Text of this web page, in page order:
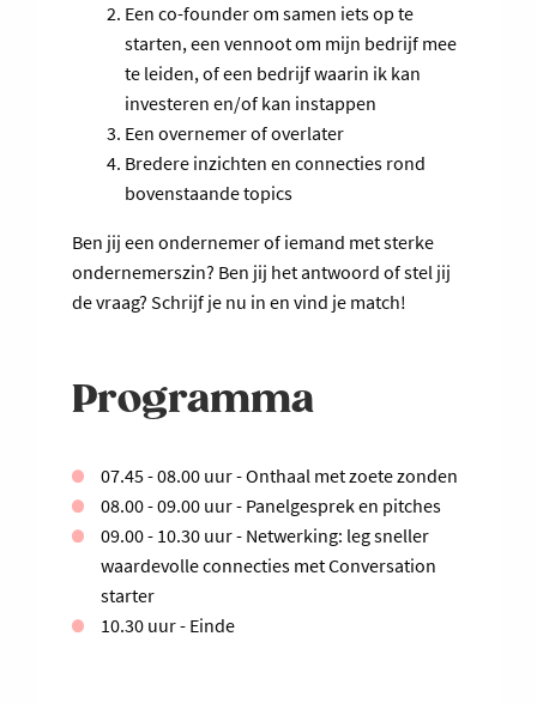
Een co-founder om samen iets op te
starten, een vennoot om mijn bedrijf mee
te leiden, of een bedrijf waarin ik kan
investeren en/of kan instappen
Een overnemer of overlater
Bredere inzichten en connecties rond
bovenstaande topics
Ben jij een ondernemer of iemand met sterke
ondernemerszin? Ben jij het antwoord of stel jij
de vraag? Schrijf je nu in en vind je match!
Programma
07.45 - 08.00 uur - Onthaal met zoete zonden
08.00 - 09.00 uur - Panelgesprek en pitches
09.00 - 10.30 uur - Netwerking: leg sneller
waardevolle connecties met Conversation
starter
10.30 uur - Einde